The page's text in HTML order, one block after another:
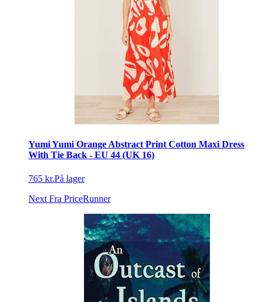
Yumi Yumi Orange Abstract Print Cotton Maxi Dress
With Tie Back - EU 44 (UK 16)
765 kr.På lager
Next Fra PriceRunner